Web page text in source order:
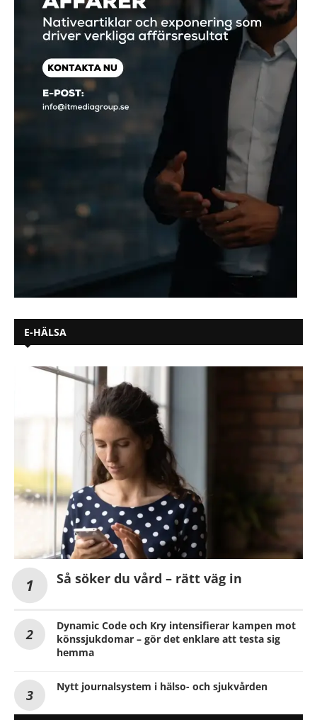
E-HÄLSA
Så söker du vård – rätt väg in
Dynamic Code och Kry intensifierar kampen mot
könssjukdomar – gör det enklare att testa sig
hemma
Nytt journalsystem i hälso- och sjukvården